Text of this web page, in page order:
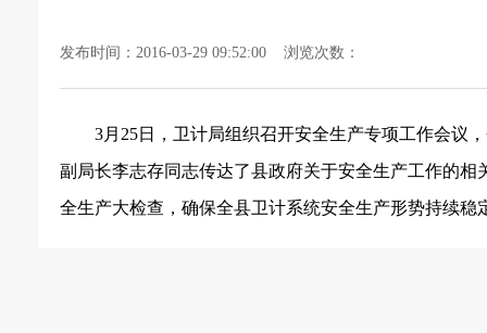
发布时间：2016-03-29 09:52:00 浏览次数：
3月 25日
，卫计局组织召开安全生产专项工作会议
副局长李志存同志传达了县政府关于安全生产工作的
全生产大检查，确保全县卫计系统安全生产形势持续稳